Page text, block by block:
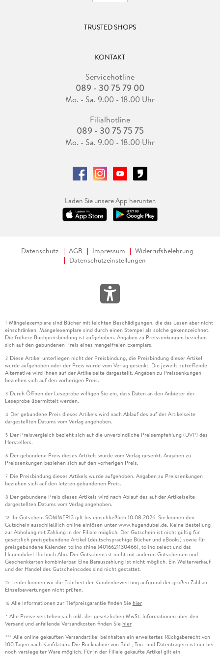
TRUSTED SHOPS
KONTAKT
Servicehotline
089 - 30 75 79 00
Mo. - Sa. 9.00 - 18.00 Uhr
Filialhotline
089 - 30 75 75 75
Mo. - Sa. 9.00 - 18.00 Uhr
Laden Sie unsere App herunter.
Datenschutz AGB Impressum
Widerrufsbelehrung
Datenschutzeinstellungen
1 Mängelexemplare sind Bücher mit leichten Beschädigungen, die das Lesen aber nicht
einschränken. Mängelexemplare sind durch einen Stempel als solche gekennzeichnet.
Die frühere Buchpreisbindung ist aufgehoben. Angaben zu Preissenkungen beziehen
sich auf den gebundenen Preis eines mangelfreien Exemplars.
2 Diese Artikel unterliegen nicht der Preisbindung, die Preisbindung dieser Artikel
wurde aufgehoben oder der Preis wurde vom Verlag gesenkt. Die jeweils zutreffende
Alternative wird Ihnen auf der Artikelseite dargestellt. Angaben zu Preissenkungen
beziehen sich auf den vorherigen Preis.
3 Durch Öffnen der Leseprobe willigen Sie ein, dass Daten an den Anbieter der
Leseprobe übermittelt werden.
4 Der gebundene Preis dieses Artikels wird nach Ablauf des auf der Artikelseite
dargestellten Datums vom Verlag angehoben.
5 Der Preisvergleich bezieht sich auf die unverbindliche Preisempfehlung (UVP) des
Herstellers.
6 Der gebundene Preis dieses Artikels wurde vom Verlag gesenkt. Angaben zu
Preissenkungen beziehen sich auf den vorherigen Preis.
7 Die Preisbindung dieses Artikels wurde aufgehoben. Angaben zu Preissenkungen
beziehen sich auf den letzten gebundenen Preis.
8 Der gebundene Preis dieses Artikels wird nach Ablauf des auf der Artikelseite
dargestellten Datums vom Verlag angehoben.
12 Ihr Gutschein SOMMER13 gilt bis einschließlich 10.08.2026. Sie können den
Gutschein ausschließlich online einlösen unter www.hugendubel.de. Keine Bestellung
zur Abholung mit Zahlung in der Filiale möglich. Der Gutschein ist nicht gültig für
gesetzlich preisgebundene Artikel (deutschsprachige Bücher und eBooks) sowie für
preisgebundene Kalender, tolino shine (4016621130466), tolino select und das
Hugendubel Hörbuch Abo. Der Gutschein ist nicht mit anderen Gutscheinen und
Geschenkkarten kombinierbar. Eine Barauszahlung ist nicht möglich. Ein Weiterverkauf
und der Handel des Gutscheincodes sind nicht gestattet.
15 Leider können wir die Echtheit der Kundenbewertung aufgrund der großen Zahl an
Einzelbewertungen nicht prüfen.
16 Alle Informationen zur Tiefpreisgarantie finden Sie hier
* Alle Preise verstehen sich inkl. der gesetzlichen MwSt. Informationen über den
Versand und anfallende Versandkosten finden Sie hier
*** Alle online gekauften Versandartikel beinhalten ein erweitertes Rückgaberecht von
100 Tagen nach Kaufdatum. Die Rücknahme von Bild-, Ton- und Datenträgern ist nur bei
noch versiegelter Ware möglich. Für in der Filiale gekaufte Artikel gilt ein